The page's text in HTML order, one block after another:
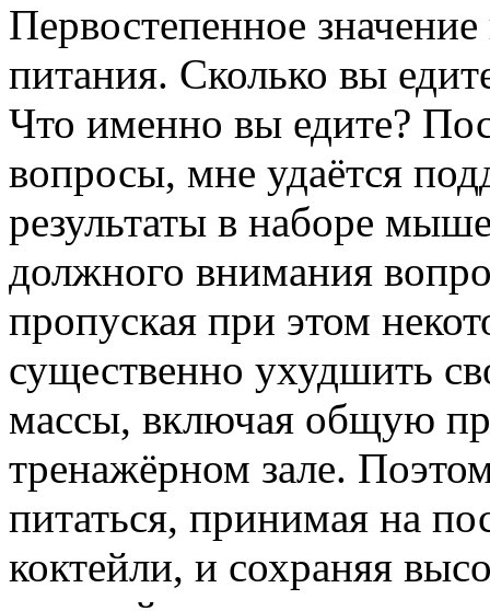
Первостепенное
питания. Сколько вы
Что именно вы едите?
вопросы, мне удаётся
результаты в наборе
должного внимания
пропуская при этом
существенно ухудшить
массы, включая общую
тренажёрном зале.
питаться, принимая на
коктейли, и сохраняя